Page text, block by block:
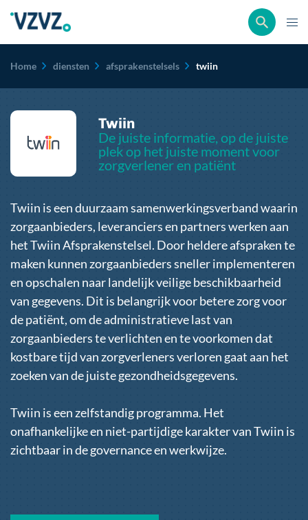
Kruimelpad
Home diensten afsprakenstelsels twiin
Twiin
De juiste informatie, op de juiste
plek op het juiste moment voor
zorgverlener en patiënt
Twiin is een duurzaam samenwerkingsverband waarin
zorgaanbieders, leveranciers en partners werken aan
het Twiin Afsprakenstelsel. Door heldere afspraken te
maken kunnen zorgaanbieders sneller implementeren
en opschalen naar landelijk veilige beschikbaarheid
van gegevens. Dit is belangrijk voor betere zorg voor
de patiënt, om de administratieve last van
zorgaanbieders te verlichten en te voorkomen dat
kostbare tijd van zorgverleners verloren gaat aan het
zoeken van de juiste gezondheidsgegevens.
Twiin is een zelfstandig programma. Het
onafhankelijke en niet-partijdige karakter van Twiin is
zichtbaar in de governance en werkwijze.